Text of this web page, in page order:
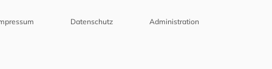
Datenschutz Administration